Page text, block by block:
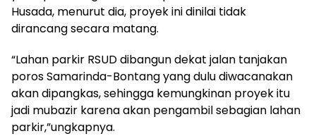
Husada, menurut dia, proyek ini dinilai tidak
dirancang secara matang.
“Lahan parkir RSUD dibangun dekat jalan tanjakan
poros Samarinda-Bontang yang dulu diwacanakan
akan dipangkas, sehingga kemungkinan proyek itu
jadi mubazir karena akan pengambil sebagian lahan
parkir,”ungkapnya.